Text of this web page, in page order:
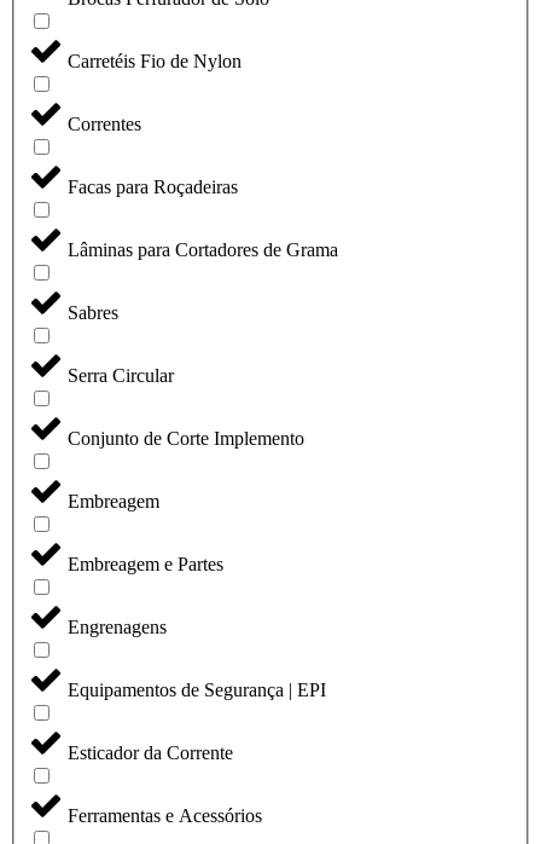
Carretéis Fio de Nylon
Correntes
Facas para Roçadeiras
Lâminas para Cortadores de Grama
Sabres
Serra Circular
Conjunto de Corte Implemento
Embreagem
Embreagem e Partes
Engrenagens
Equipamentos de Segurança | EPI
Esticador da Corrente
Ferramentas e Acessórios